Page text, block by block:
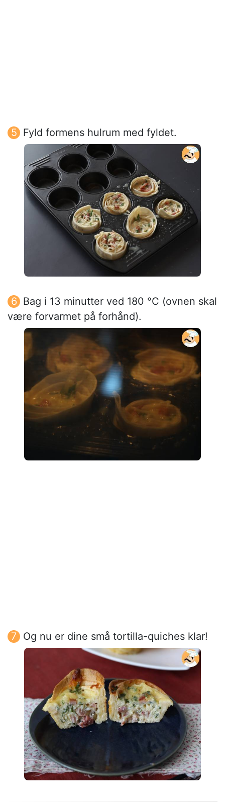
Fyld formens hulrum med fyldet.
Bag i 13 minutter ved 180 °C (ovnen skal
være forvarmet på forhånd).
Og nu er dine små tortilla-quiches klar!